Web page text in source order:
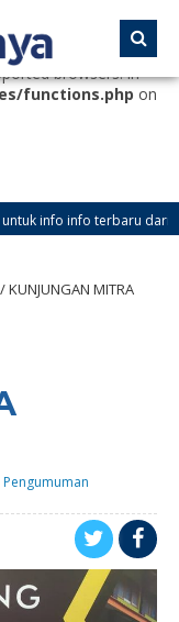
was called
6.9.0! IE
browsers. in
functions.php on
info terbaru dari SMK
/KUNJUNGAN MITRA
Pengumuman